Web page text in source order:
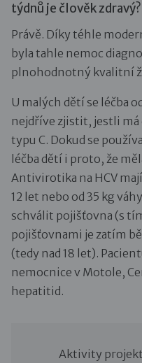
týdnů je člověk
Právě. Díky téhle
byla tahle nemoc
plnohodnotný kvalitní
U malých dětí se léčba
nejdříve zjistit, jestli
typu C. Dokud se
léčba dětí i proto, že
Antivirotika na HCV
12 let nebo od 35 kg
schválit pojišťovna (s
pojišťovnami je zatím
(tedy nad 18 let).
nemocnice v Motole,
hepatitid.
Aktivity